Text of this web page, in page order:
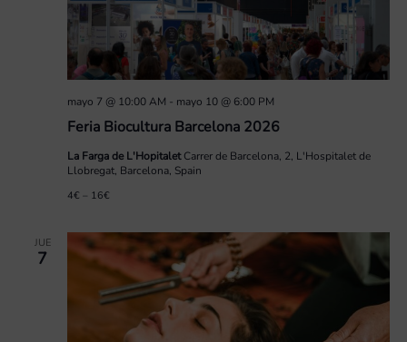
Feria Biocultura Barcelona 2026
mayo 7 @ 10:00 AM - mayo 10 @ 6:00 PM
La Farga de L'HopitaletCarrer de Barcelona, 2, L'Hospitalet de
Llobregat, Barcelona, Spain
4€ – 16€
JUE
7